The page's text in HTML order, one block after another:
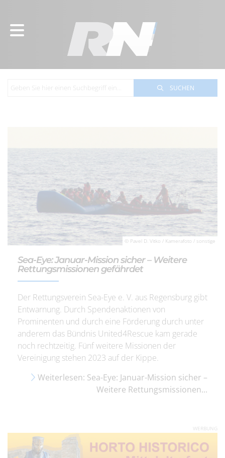
SUCHEN
© Pavel D. Vitko / Kamerafoto / sonstige
Sea-Eye: Januar-Mission sicher – Weitere
Rettungsmissionen gefährdet
Der Rettungsverein Sea-Eye e. V. aus Regensburg gibt
Entwarnung. Durch Spendenaktionen von
Prominenten und durch eine Förderung durch unter
anderem das Bündnis United4Rescue kam gerade
noch rechtzeitig. Fünf weitere Missionen der
Vereinigung stehen 2023 auf der Kippe.
Weiterlesen: Sea-Eye: Januar-Mission sicher –
Weitere Rettungsmissionen...
WERBUNG